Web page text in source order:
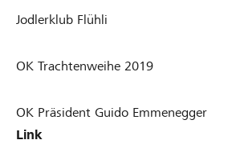
Jodlerklub Flühli
OK Trachtenweihe 2019
OK Präsident Guido Emmenegger
Link